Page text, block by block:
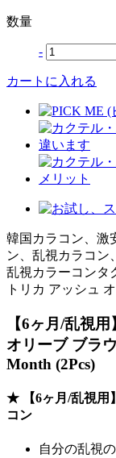
数量
-
カートに入れる
韓国カラコン、激
ン、乱視カラコン
乱視カラーコンタ
トリカ アッシュ
【6ヶ月/乱視
オリーブ ブラ
Month (2Pcs)
★ 【6ヶ月/乱視用
コン
自分の乱視